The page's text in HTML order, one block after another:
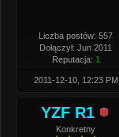
Liczba postów: 557
Dołączył: Jun 2011
Reputacja: 1
2011-12-10, 12:23 PM
YZF R1
Konkretny